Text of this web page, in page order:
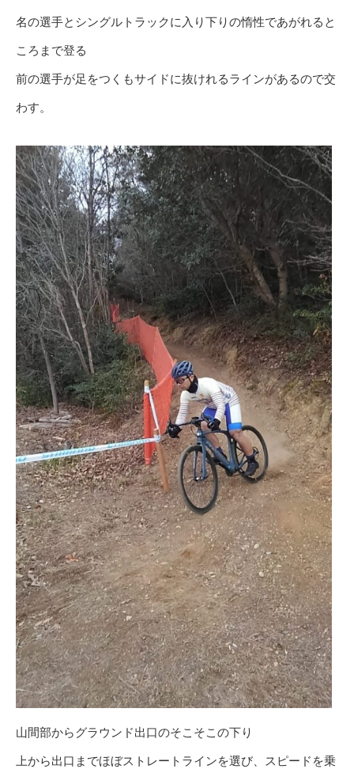
名の選手とシングルトラックに入り下りの惰性であがれると
ころまで登る
前の選手が足をつくもサイドに抜けれるラインがあるので交
わす。
山間部からグラウンド出口のそこそこの下り
上から出口までほぼストレートラインを選び、スピードを乗